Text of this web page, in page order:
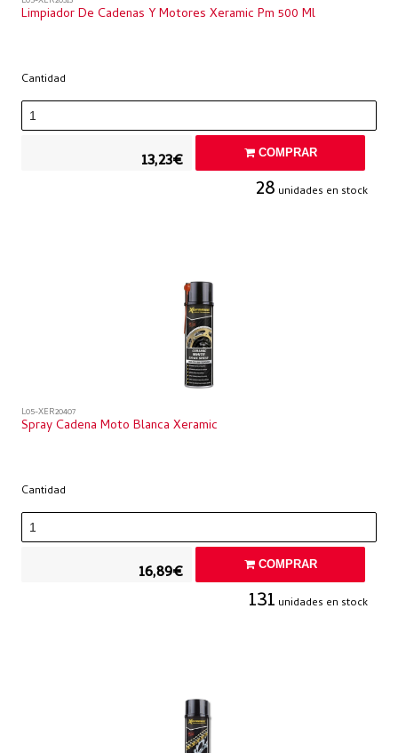
Limpiador De Cadenas Y Motores Xeramic Pm 500 Ml
Cantidad
13,23€ COMPRAR
28 unidades en stock
L05-XER20407
Spray Cadena Moto Blanca Xeramic
Cantidad
16,89€ COMPRAR
131 unidades en stock